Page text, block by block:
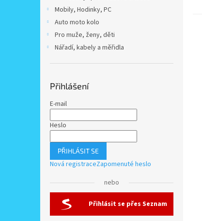
Mobily, Hodinky, PC
Auto moto kolo
Pro muže, ženy, děti
Nářadí, kabely a měřidla
Přihlášení
E-mail
Heslo
PŘIHLÁSIT SE
Nová registraceZapomenuté heslo
nebo
Přihlásit se přes Seznam